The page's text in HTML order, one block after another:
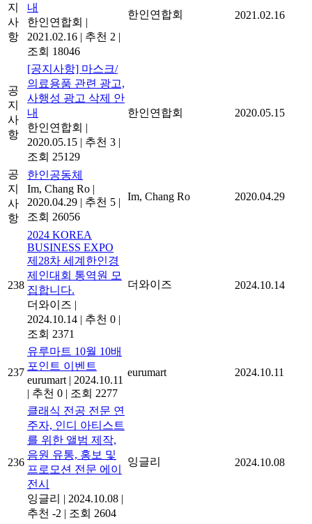
지
사
항
내
한인연합회 |
2021.02.16 | 추천 2 |
조회 18046
한인연합회 2021.02.16
공
지
사
항
[공지사항] 마스크/
의료용품 관련 광고,
사행성 광고 삭제 안
내
한인연합회 |
2020.05.15 | 추천 3 |
조회 25129
한인연합회 2020.05.15
공
지
사
항
한인공동체
Im, Chang Ro |
2020.04.29 | 추천 5 |
조회 26056
Im, Chang Ro 2020.04.29
238
2024 KOREA
BUSINESS EXPO
제28차 세계한인경
제인대회 통역원 모
집합니다.
더와이즈 |
2024.10.14 | 추천 0 |
조회 2371
더와이즈 2024.10.14
237
유루마트 10월 10배
포인트 이벤트
eurumart | 2024.10.11
| 추천 0 | 조회 2277
eurumart 2024.10.11
236
클래식 전공 전문 연
주자, 인디 아티스트
를 위한 앨범 제작,
음원 유통, 홍보 및
프로모션 전문 에이
전시
잉글리 | 2024.10.08 |
추천 -2 | 조회 2604
잉글리 2024.10.08